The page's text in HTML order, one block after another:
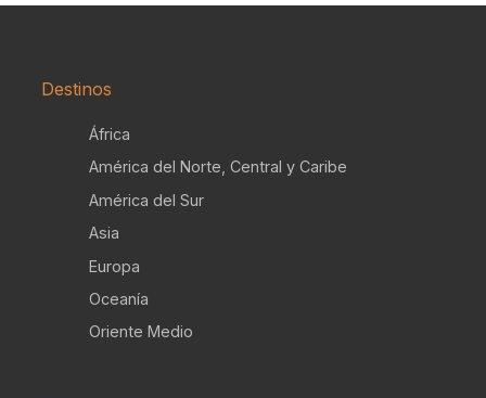
Destinos
África
América del Norte, Central y Caribe
América del Sur
Asia
Europa
Oceanía
Oriente Medio